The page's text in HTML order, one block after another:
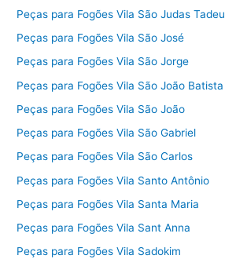
Peças para Fogões Vila São Judas Tadeu
Peças para Fogões Vila São José
Peças para Fogões Vila São Jorge
Peças para Fogões Vila São João Batista
Peças para Fogões Vila São João
Peças para Fogões Vila São Gabriel
Peças para Fogões Vila São Carlos
Peças para Fogões Vila Santo Antônio
Peças para Fogões Vila Santa Maria
Peças para Fogões Vila Sant Anna
Peças para Fogões Vila Sadokim